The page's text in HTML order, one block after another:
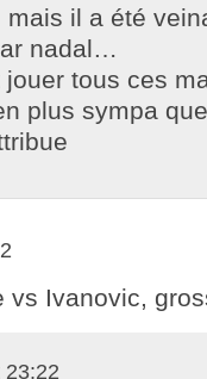
il a été
nadal…
tous ces
plus sympa
vs Ivanovic,
23:22